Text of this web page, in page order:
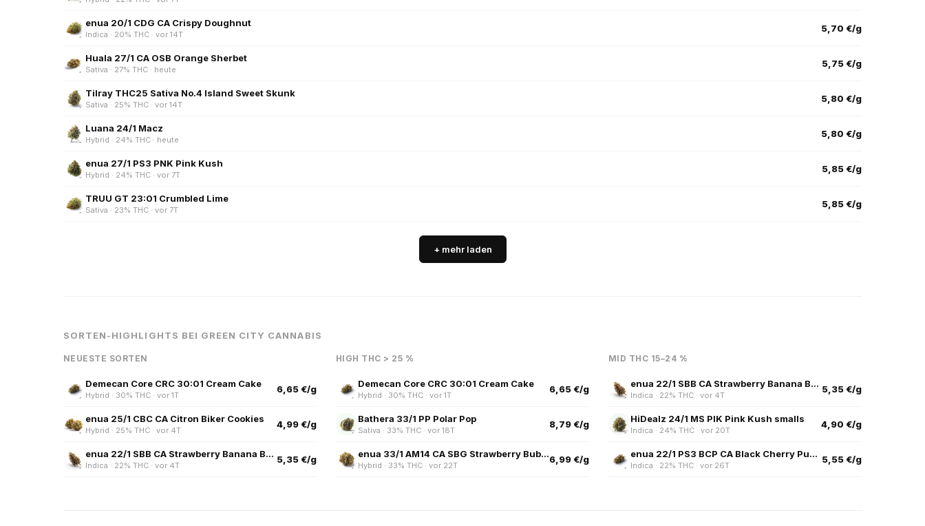
enua 20/1 CDG CA Crispy Doughnut
Indica · 20% THC · vor 14T
5,70 €/g
Huala 27/1 CA OSB Orange Sherbet
Sativa · 27% THC · heute
5,75 €/g
Tilray THC25 Sativa No.4 Island Sweet Skunk
Sativa · 25% THC · vor 14T
5,80 €/g
Luana 24/1 Macz
Hybrid · 24% THC · heute
5,80 €/g
enua 27/1 PS3 PNK Pink Kush
Hybrid · 24% THC · vor 7T
5,85 €/g
TRUU GT 23:01 Crumbled Lime
Sativa · 23% THC · vor 7T
5,85 €/g
+ mehr laden
SORTEN-HIGHLIGHTS BEI GREEN CITY CANNABIS
NEUESTE SORTEN
Demecan Core CRC 30:01 Cream Cake
Hybrid · 30% THC · vor 1T
6,65 €/g
enua 25/1 CBC CA Citron Biker Cookies
Hybrid · 25% THC · vor 4T
4,99 €/g
enua 22/1 SBB CA Strawberry Banana Bang
Indica · 22% THC · vor 4T
5,35 €/g
HIGH THC > 25 %
Demecan Core CRC 30:01 Cream Cake
Hybrid · 30% THC · vor 1T
6,65 €/g
Bathera 33/1 PP Polar Pop
Sativa · 33% THC · vor 18T
8,79 €/g
enua 33/1 AM14 CA SBG Strawberry Bubble Gum
Hybrid · 33% THC · vor 22T
6,99 €/g
MID THC 15–24 %
enua 22/1 SBB CA Strawberry Banana Bang
Indica · 22% THC · vor 4T
5,35 €/g
HiDealz 24/1 MS PIK Pink Kush smalls
Indica · 24% THC · vor 20T
4,90 €/g
enua 22/1 PS3 BCP CA Black Cherry Punch
Indica · 22% THC · vor 26T
5,55 €/g